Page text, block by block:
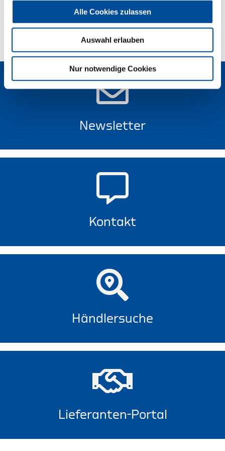
Alle Cookies zulassen
Auswahl erlauben
Nur notwendige Cookies
Technische Eigenschaften
Newsletter
Kontakt
Händlersuche
Lieferanten-Portal